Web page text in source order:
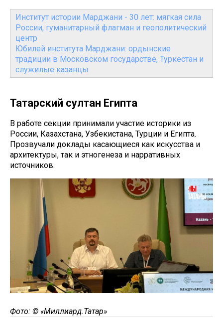
Институт истории Марджани - 30 лет: мягкая сила
России, гуманитарный флагман и геополитический
центр
Юбилей института Марджани: ордынские
традиции в Московском государстве, Туркестан и
служилые казанцы
Татарский султан Египта
В работе секции принимали участие историки из
России, Казахстана, Узбекистана, Турции и Египта.
Прозвучали доклады касающиеся как искусства и
архитектуры, так и этногенеза и нарративных
источников.
Фото: © «Миллиард.Татар»